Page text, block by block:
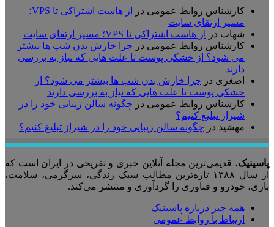
کارشناس روابط عمومی در
از هاست اشتراکی تا VPS؛
مسیر ارتقای سایت
شهاب در
از هاست اشتراکی تا VPS؛ مسیر ارتقای سایت
کارشناس روابط عمومی در چرا خارش بدن شب ها بیشتر
می شود؟ از خشکی پوست تا علت هایی که نیاز به بررسی
دارند
اصغری در چرا خارش بدن شب ها بیشتر می شود؟ از
خشکی پوست تا علت هایی که نیاز به بررسی دارند
کارشناس روابط عمومی در چگونه سالن زیبایی خود را در
شیراز تبلیغ کنیم؟
مهشید در چگونه سالن زیبایی خود را در شیراز تبلیغ کنیم؟
پاسینیک، قدیمی‌ترین مجله آنلاین خبری و تفریحی در ایران است که
از سال ۱۳۸۸ تازه‌ترین مطالب سبک زندگی، سرگرمی، سلامت،
بازی، خودرو و فناوری را گردآوری و منتشر می‌کند.
همه چیز درباره پاسینیک
ارتباط با روابط عمومی